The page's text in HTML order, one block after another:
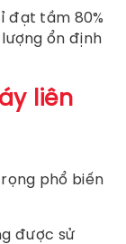
đạt tầm 80%
lượng ổn định
liên
phổ biến
được sử